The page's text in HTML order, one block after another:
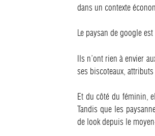
dans un contexte
Le paysan de google
Ils n’ont rien à envier
ses biscoteaux,
Et du côté du féminin,
Tandis que les
de look depuis le